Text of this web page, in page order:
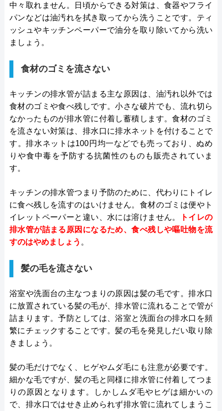
中々取れません。日頃からできる対策は、食器やフライ
パンなどは油汚れを拭き取ってから洗うことです。ティ
ッシュやキッチンペーパーで油分を取り除いてから洗い
ましょう。
食材のゴミを流さない
キッチンの排水管が詰まる主な原因は、油汚れ以外では
食材のゴミや食べ残しです。小さな破片でも、流れ切ら
なかったものが排水管に付着し蓄積します。食材のゴミ
を流さない対策は、排水口に排水ネットを付けることで
す。排水ネットは100円均一などでも売っており、ぬめ
りや食中毒を予防する抗菌性のものも販売されていま
す。
キッチンの排水管つまり予防のために、代わりにトイレ
に食べ残しを流すのはいけません。食材のゴミは便やト
イレットペーパーと違い、水には溶けません。
トイレの
排水管が詰まる原因になるため、食べ残しや嘔吐物を流
すのはやめましょう 。
髪の毛を流さない
浴室や洗面台の主なつまりの原因は髪の毛です。排水口
に放置されている髪の毛が、排水管に流れることで管が
詰まります。予防としては、浴室と洗面台の排水口を頻
繁にチェックすることです。髪の毛を発見しだい取り除
きましょう。
髪の毛だけでなく、ヒゲやムダ毛にも注意が必要です。
細かな毛ですが、髪の毛と同様に排水管に付着してつま
りの原因となります。しかしムダ毛やヒゲは細かいの
で、排水口ではせき止められず排水管に流れてしまうこ